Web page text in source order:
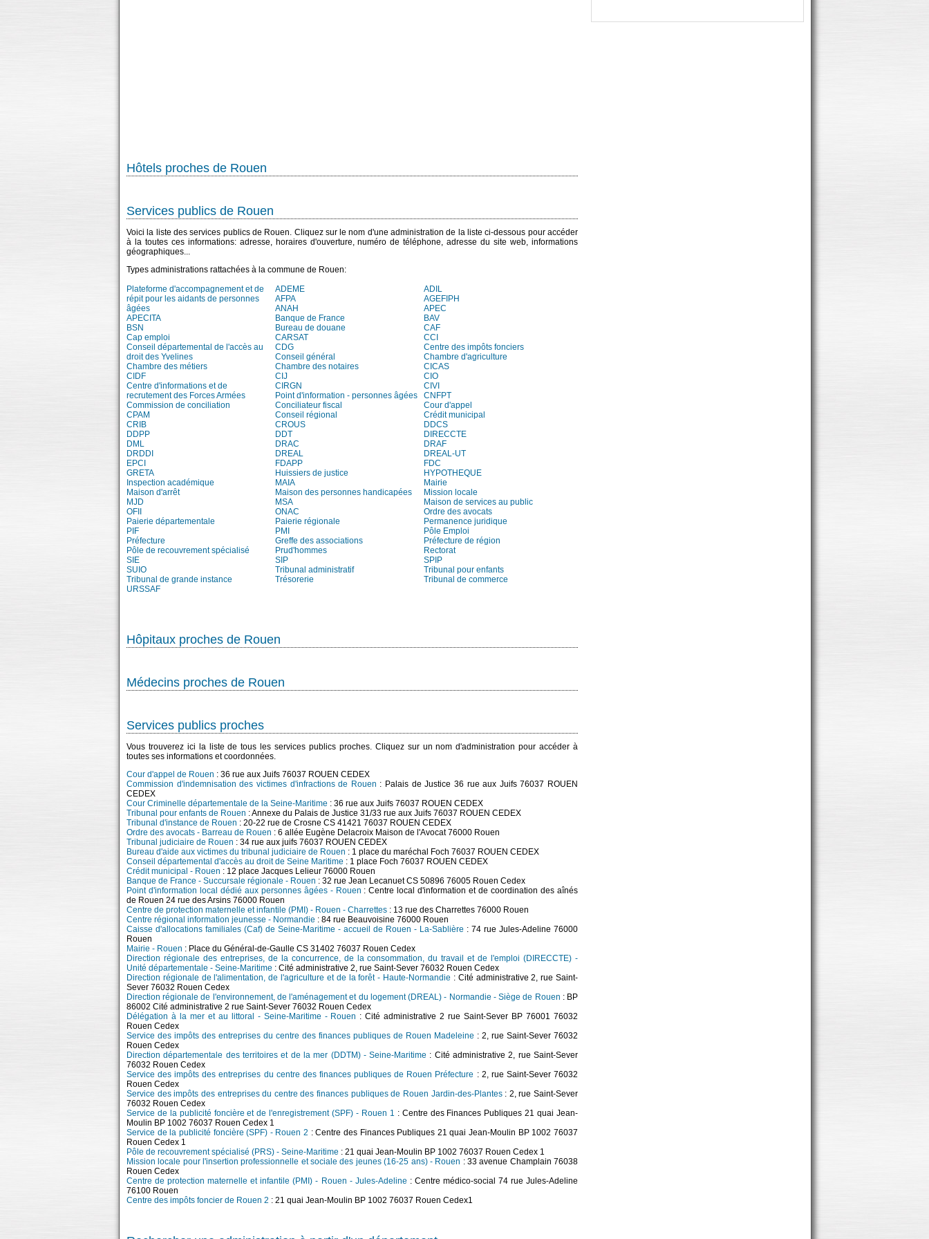
Hôtels proches de Rouen
Services publics de Rouen
Voici la liste des services publics de Rouen. Cliquez sur le nom d'une administration de la liste ci-dessous pour accéder
à la toutes ces informations: adresse, horaires d'ouverture, numéro de téléphone, adresse du site web, informations
géographiques...
Types administrations rattachées à la commune de Rouen:
Plateforme d'accompagnement et de
répit pour les aidants de personnes
âgées
ADEME
ADIL
AFPA
AGEFIPH
ANAH
APEC
APECITA
Banque de France
BAV
BSN
Bureau de douane
CAF
Cap emploi
CARSAT
CCI
Conseil départemental de l'accès au
droit des Yvelines
CDG
Centre des impôts fonciers
Conseil général
Chambre d'agriculture
Chambre des métiers
Chambre des notaires
CICAS
CIDF
CIJ
CIO
Centre d'informations et de
recrutement des Forces Armées
CIRGN
CIVI
Point d'information - personnes âgées
CNFPT
Commission de conciliation
Conciliateur fiscal
Cour d'appel
CPAM
Conseil régional
Crédit municipal
CRIB
CROUS
DDCS
DDPP
DDT
DIRECCTE
DML
DRAC
DRAF
DRDDI
DREAL
DREAL-UT
EPCI
FDAPP
FDC
GRETA
Huissiers de justice
HYPOTHEQUE
Inspection académique
MAIA
Mairie
Maison d'arrêt
Maison des personnes handicapées
Mission locale
MJD
MSA
Maison de services au public
OFII
ONAC
Ordre des avocats
Paierie départementale
Paierie régionale
Permanence juridique
PIF
PMI
Pôle Emploi
Préfecture
Greffe des associations
Préfecture de région
Pôle de recouvrement spécialisé
Prud'hommes
Rectorat
SIE
SIP
SPIP
SUIO
Tribunal administratif
Tribunal pour enfants
Tribunal de grande instance
Trésorerie
Tribunal de commerce
URSSAF
Hôpitaux proches de Rouen
Médecins proches de Rouen
Services publics proches
Vous trouverez ici la liste de tous les services publics proches. Cliquez sur un nom d'administration pour accéder à
toutes ses informations et coordonnées.
Cour d'appel de Rouen : 36 rue aux Juifs 76037 ROUEN CEDEX
Commission d'indemnisation des victimes d'infractions de Rouen : Palais de Justice 36 rue aux Juifs 76037 ROUEN
CEDEX
Cour Criminelle départementale de la Seine-Maritime : 36 rue aux Juifs 76037 ROUEN CEDEX
Tribunal pour enfants de Rouen : Annexe du Palais de Justice 31/33 rue aux Juifs 76037 ROUEN CEDEX
Tribunal d'instance de Rouen : 20-22 rue de Crosne CS 41421 76037 ROUEN CEDEX
Ordre des avocats - Barreau de Rouen : 6 allée Eugène Delacroix Maison de l'Avocat 76000 Rouen
Tribunal judiciaire de Rouen : 34 rue aux juifs 76037 ROUEN CEDEX
Bureau d'aide aux victimes du tribunal judiciaire de Rouen : 1 place du maréchal Foch 76037 ROUEN CEDEX
Conseil départemental d'accès au droit de Seine Maritime : 1 place Foch 76037 ROUEN CEDEX
Crédit municipal - Rouen : 12 place Jacques Lelieur 76000 Rouen
Banque de France - Succursale régionale - Rouen : 32 rue Jean Lecanuet CS 50896 76005 Rouen Cedex
Point d'information local dédié aux personnes âgées - Rouen : Centre local d'information et de coordination des aînés
de Rouen 24 rue des Arsins 76000 Rouen
Centre de protection maternelle et infantile (PMI) - Rouen - Charrettes : 13 rue des Charrettes 76000 Rouen
Centre régional information jeunesse - Normandie : 84 rue Beauvoisine 76000 Rouen
Caisse d'allocations familiales (Caf) de Seine-Maritime - accueil de Rouen - La-Sablière : 74 rue Jules-Adeline 76000
Rouen
Mairie - Rouen : Place du Général-de-Gaulle CS 31402 76037 Rouen Cedex
Direction régionale des entreprises, de la concurrence, de la consommation, du travail et de l'emploi (DIRECCTE) -
Unité départementale - Seine-Maritime : Cité administrative 2, rue Saint-Sever 76032 Rouen Cedex
Direction régionale de l'alimentation, de l'agriculture et de la forêt - Haute-Normandie : Cité administrative 2, rue Saint-
Sever 76032 Rouen Cedex
Direction régionale de l'environnement, de l'aménagement et du logement (DREAL) - Normandie - Siège de Rouen : BP
86002 Cité administrative 2 rue Saint-Sever 76032 Rouen Cedex
Délégation à la mer et au littoral - Seine-Maritime - Rouen : Cité administrative 2 rue Saint-Sever BP 76001 76032
Rouen Cedex
Service des impôts des entreprises du centre des finances publiques de Rouen Madeleine : 2, rue Saint-Sever 76032
Rouen Cedex
Direction départementale des territoires et de la mer (DDTM) - Seine-Maritime : Cité administrative 2, rue Saint-Sever
76032 Rouen Cedex
Service des impôts des entreprises du centre des finances publiques de Rouen Préfecture : 2, rue Saint-Sever 76032
Rouen Cedex
Service des impôts des entreprises du centre des finances publiques de Rouen Jardin-des-Plantes: 2, rue Saint-Sever
76032 Rouen Cedex
Service de la publicité foncière et de l'enregistrement (SPF) - Rouen 1 : Centre des Finances Publiques 21 quai Jean-
Moulin BP 1002 76037 Rouen Cedex 1
Service de la publicité foncière (SPF) - Rouen 2 : Centre des Finances Publiques 21 quai Jean-Moulin BP 1002 76037
Rouen Cedex 1
Pôle de recouvrement spécialisé (PRS) - Seine-Maritime : 21 quai Jean-Moulin BP 1002 76037 Rouen Cedex 1
Mission locale pour l'insertion professionnelle et sociale des jeunes (16-25 ans) - Rouen : 33 avenue Champlain 76038
Rouen Cedex
Centre de protection maternelle et infantile (PMI) - Rouen - Jules-Adeline : Centre médico-social 74 rue Jules-Adeline
76100 Rouen
Centre des impôts foncier de Rouen 2 : 21 quai Jean-Moulin BP 1002 76037 Rouen Cedex1